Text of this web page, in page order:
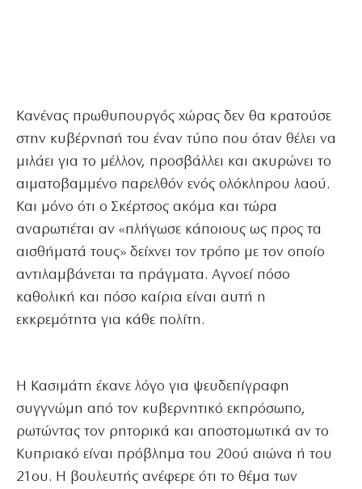
Κανένας πρωθυπουργός χώρας δεν θα κρατούσε
στην κυβέρνησή του έναν τύπο που όταν θέλει να
μιλάει για το μέλλον, προσβάλλει και ακυρώνει το
αιματοβαμμένο παρελθόν ενός ολόκληρου λαού.
Και μόνο ότι ο Σκέρτσος ακόμα και τώρα
αναρωτιέται αν «πλήγωσε κάποιους ως προς τα
αισθήματά τους» δείχνει τον τρόπο με τον οποίο
αντιλαμβάνεται τα πράγματα. Αγνοεί πόσο
καθολική και πόσο καίρια είναι αυτή η
εκκρεμότητα για κάθε πολίτη.
Η Κασιμάτη έκανε λόγο για ψευδεπίγραφη
συγγνώμη από τον κυβερνητικό εκπρόσωπο,
ρωτώντας τον ρητορικά και αποστομωτικά αν το
Κυπριακό είναι πρόβλημα του 20ού αιώνα ή του
21ου. Η βουλευτής ανέφερε ότι το θέμα των